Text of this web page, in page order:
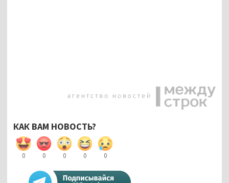
КАК ВАМ НОВОСТЬ?
0 0 0 0 0